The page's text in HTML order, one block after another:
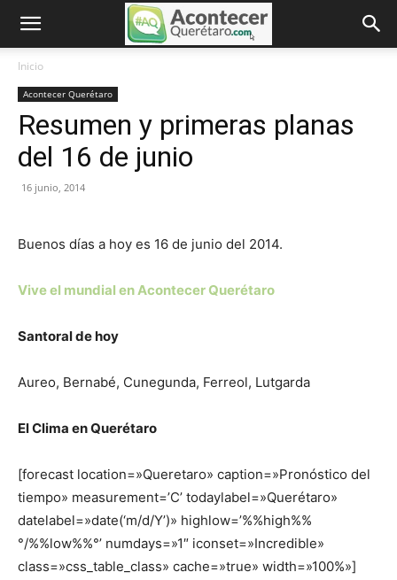
Inicio
Acontecer Querétaro
Resumen y primeras planas
del 16 de junio
16 junio, 2014
Buenos días a hoy es 16 de junio del 2014.
Vive el mundial en Acontecer Querétaro
Santoral de hoy
Aureo, Bernabé, Cunegunda, Ferreol, Lutgarda
El Clima en Querétaro
[forecast location=»Queretaro» caption=»Pronóstico del
tiempo» measurement=’C’ todaylabel=»Querétaro»
datelabel=»date(‘m/d/Y’)» highlow=’%%high%%
°/%%low%%°’ numdays=»1″ iconset=»Incredible»
class=»css_table_class» cache=»true» width=»100%»]